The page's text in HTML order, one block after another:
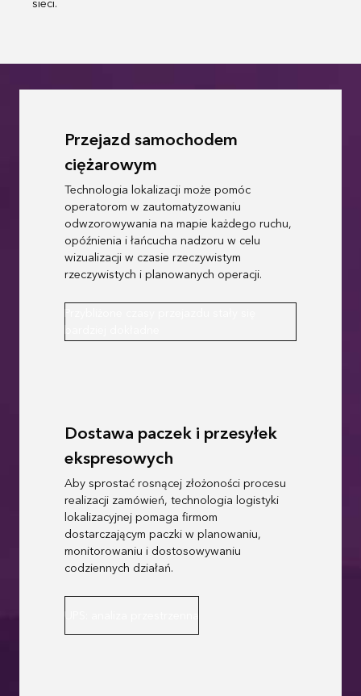
Przejazd samochodem
ciężarowym
Technologia lokalizacji może pomóc
operatorom w zautomatyzowaniu
odwzorowywania na mapie każdego ruchu,
opóźnienia i łańcucha nadzoru w celu
wizualizacji w czasie rzeczywistym
rzeczywistych i planowanych operacji.
Przybliżone czasy przejazdu stały się
bardziej dokładne
Dostawa paczek i przesyłek
ekspresowych
Aby sprostać rosnącej złożoności procesu
realizacji zamówień, technologia logistyki
lokalizacyjnej pomaga firmom
dostarczającym paczki w planowaniu,
monitorowaniu i dostosowywaniu
codziennych działań.
UPS: analiza przestrzenna